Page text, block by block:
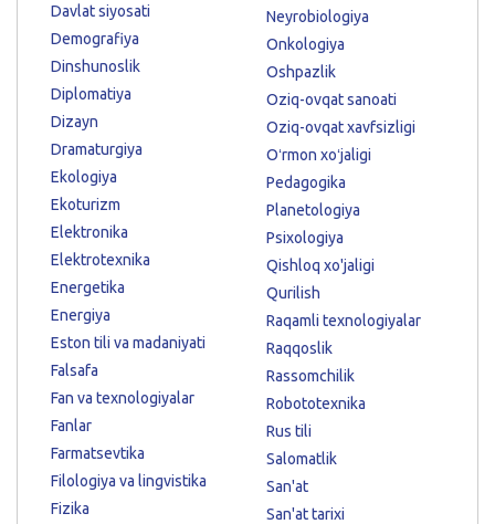
Davlat siyosati
Demografiya
Dinshunoslik
Diplomatiya
Dizayn
Dramaturgiya
Ekologiya
Ekoturizm
Elektronika
Elektrotexnika
Energetika
Energiya
Eston tili va madaniyati
Falsafa
Fan va texnologiyalar
Fanlar
Farmatsevtika
Filologiya va lingvistika
Fizika
Neyrobiologiya
Onkologiya
Oshpazlik
Oziq-ovqat sanoati
Oziq-ovqat xavfsizligi
Oʻrmon xoʻjaligi
Pedagogika
Planetologiya
Psixologiya
Qishloq xo'jaligi
Qurilish
Raqamli texnologiyalar
Raqqoslik
Rassomchilik
Robototexnika
Rus tili
Salomatlik
San'at
San'at tarixi